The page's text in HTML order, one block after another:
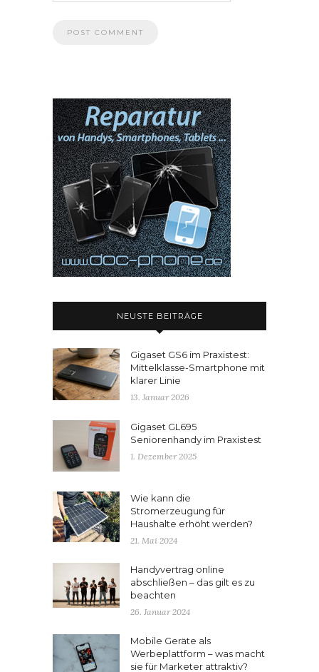
NEUSTE BEITRÄGE
Gigaset GS6 im Praxistest:
Mittelklasse-Smartphone mit
klarer Linie
13. Januar 2026
Gigaset GL695
Seniorenhandy im Praxistest
1. Dezember 2025
Wie kann die
Stromerzeugung für
Haushalte erhöht werden?
21. Mai 2024
Handyvertrag online
abschließen – das gilt es zu
beachten
26. Januar 2024
Mobile Geräte als
Werbeplattform – was macht
sie für Marketer attraktiv?